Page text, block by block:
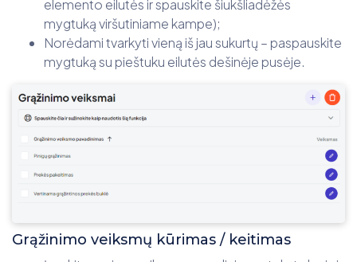
elemento eilutės ir spauskite šiukšliadėžės
mygtuką viršutiniame kampe);
Norėdami tvarkyti vieną iš jau sukurtų – paspauskite
mygtuką su pieštuku eilutės dešinėje pusėje.
Grąžinimo veiksmų kūrimas / keitimas